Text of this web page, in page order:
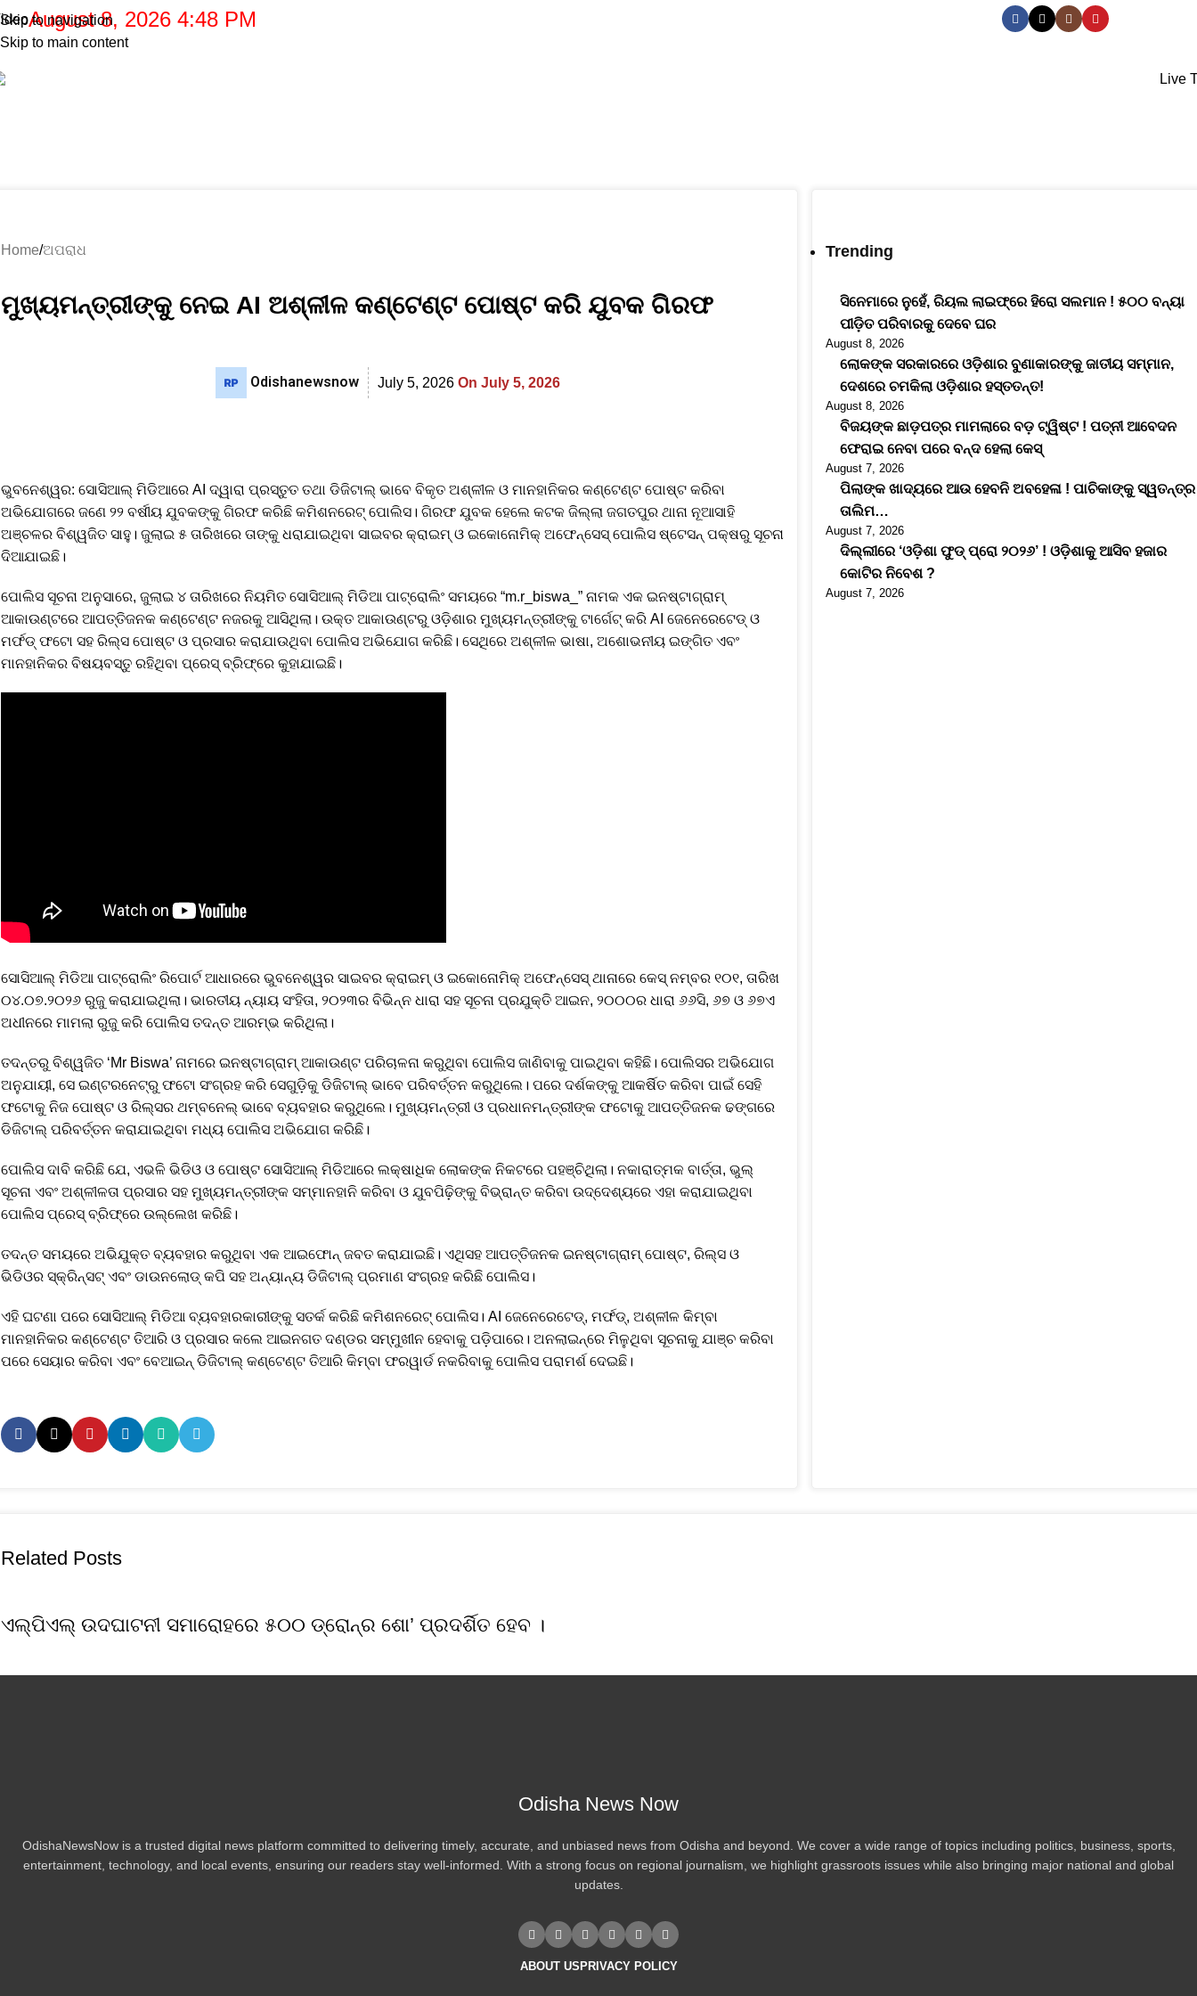
Skip to navigation
Skip to main content
August 8, 2026 4:48 PM
Live
Blog
Home ଅପରାଧ
ମୁଖ୍ୟମନ୍ତ୍ରୀଙ୍କୁ ନେଇ AI ଅଶ୍ଳୀଳ କଣ୍ଟେଣ୍ଟ ପୋଷ୍ଟ କରି ଯୁବକ ଗିରଫ
Odishanewsnow July 5, 2026 On July 5, 2026
ଭୁବନେଶ୍ୱର: ସୋସିଆଲ୍ ମିଡିଆରେ AI ଦ୍ୱାରା ପ୍ରସ୍ତୁତ ତଥା ଡିଜିଟାଲ୍ ଭାବେ ବିକୃତ ଅଶ୍ଳୀଳ ଓ ମାନହାନିକର କଣ୍ଟେଣ୍ଟ ପୋଷ୍ଟ କରିବା
ଅଭିଯୋଗରେ ଜଣେ ୨୨ ବର୍ଷୀୟ ଯୁବକଙ୍କୁ ଗିରଫ କରିଛି କମିଶନରେଟ୍ ପୋଲିସ। ଗିରଫ ଯୁବକ ହେଲେ କଟକ ଜିଲ୍ଲା ଜଗତପୁର ଥାନା ନୂଆସାହି
ଅଞ୍ଚଳର ବିଶ୍ୱଜିତ ସାହୁ। ଜୁଲାଇ ୫ ତାରିଖରେ ତାଙ୍କୁ ଧରାଯାଇଥିବା ସାଇବର କ୍ରାଇମ୍ ଓ ଇକୋନୋମିକ୍ ଅଫେନ୍ସେସ୍ ପୋଲିସ ଷ୍ଟେସନ୍ ପକ୍ଷରୁ ସୂଚନା
ଦିଆଯାଇଛି।
ପୋଲିସ ସୂଚନା ଅନୁସାରେ, ଜୁଲାଇ ୪ ତାରିଖରେ ନିୟମିତ ସୋସିଆଲ୍ ମିଡିଆ ପାଟ୍ରୋଲିଂ ସମୟରେ “m.r_biswa_” ନାମକ ଏକ ଇନଷ୍ଟାଗ୍ରାମ୍
ଆକାଉଣ୍ଟରେ ଆପତ୍ତିଜନକ କଣ୍ଟେଣ୍ଟ ନଜରକୁ ଆସିଥିଲା। ଉକ୍ତ ଆକାଉଣ୍ଟରୁ ଓଡ଼ିଶାର ମୁଖ୍ୟମନ୍ତ୍ରୀଙ୍କୁ ଟାର୍ଗେଟ୍ କରି AI ଜେନେରେଟେଡ୍ ଓ
ମର୍ଫଡ୍ ଫଟୋ ସହ ରିଲ୍ସ ପୋଷ୍ଟ ଓ ପ୍ରସାର କରାଯାଉଥିବା ପୋଲିସ ଅଭିଯୋଗ କରିଛି। ସେଥିରେ ଅଶ୍ଳୀଳ ଭାଷା, ଅଶୋଭନୀୟ ଇଙ୍ଗିତ ଏବଂ
ମାନହାନିକର ବିଷୟବସ୍ତୁ ରହିଥିବା ପ୍ରେସ୍ ବ୍ରିଫ୍‌ରେ କୁହାଯାଇଛି।
ସୋସିଆଲ୍ ମିଡିଆ ପାଟ୍ରୋଲିଂ ରିପୋର୍ଟ ଆଧାରରେ ଭୁବନେଶ୍ୱର ସାଇବର କ୍ରାଇମ୍ ଓ ଇକୋନୋମିକ୍ ଅଫେନ୍ସେସ୍ ଥାନାରେ କେସ୍ ନମ୍ବର ୧୦୧, ତାରିଖ
୦୪.୦୭.୨୦୨୬ ରୁଜୁ କରାଯାଇଥିଲା। ଭାରତୀୟ ନ୍ୟାୟ ସଂହିତା, ୨୦୨୩ର ବିଭିନ୍ନ ଧାରା ସହ ସୂଚନା ପ୍ରଯୁକ୍ତି ଆଇନ, ୨୦୦୦ର ଧାରା ୬୬ସି, ୬୭ ଓ ୬୭ଏ
ଅଧୀନରେ ମାମଲା ରୁଜୁ କରି ପୋଲିସ ତଦନ୍ତ ଆରମ୍ଭ କରିଥିଲା।
ତଦନ୍ତରୁ ବିଶ୍ୱଜିତ ‘Mr Biswa’ ନାମରେ ଇନଷ୍ଟାଗ୍ରାମ୍ ଆକାଉଣ୍ଟ ପରିଚାଳନା କରୁଥିବା ପୋଲିସ ଜାଣିବାକୁ ପାଇଥିବା କହିଛି। ପୋଲିସର ଅଭିଯୋଗ
ଅନୁଯାୟୀ, ସେ ଇଣ୍ଟରନେଟ୍‌ରୁ ଫଟୋ ସଂଗ୍ରହ କରି ସେଗୁଡ଼ିକୁ ଡିଜିଟାଲ୍ ଭାବେ ପରିବର୍ତ୍ତନ କରୁଥିଲେ। ପରେ ଦର୍ଶକଙ୍କୁ ଆକର୍ଷିତ କରିବା ପାଇଁ ସେହି
ଫଟୋକୁ ନିଜ ପୋଷ୍ଟ ଓ ରିଲ୍ସର ଥମ୍ବନେଲ୍ ଭାବେ ବ୍ୟବହାର କରୁଥିଲେ। ମୁଖ୍ୟମନ୍ତ୍ରୀ ଓ ପ୍ରଧାନମନ୍ତ୍ରୀଙ୍କ ଫଟୋକୁ ଆପତ୍ତିଜନକ ଢଙ୍ଗରେ
ଡିଜିଟାଲ୍ ପରିବର୍ତ୍ତନ କରାଯାଇଥିବା ମଧ୍ୟ ପୋଲିସ ଅଭିଯୋଗ କରିଛି।
ପୋଲିସ ଦାବି କରିଛି ଯେ, ଏଭଳି ଭିଡିଓ ଓ ପୋଷ୍ଟ ସୋସିଆଲ୍ ମିଡିଆରେ ଲକ୍ଷାଧିକ ଲୋକଙ୍କ ନିକଟରେ ପହଞ୍ଚିଥିଲା। ନକାରାତ୍ମକ ବାର୍ତ୍ତା, ଭୁଲ୍
ସୂଚନା ଏବଂ ଅଶ୍ଳୀଳତା ପ୍ରସାର ସହ ମୁଖ୍ୟମନ୍ତ୍ରୀଙ୍କ ସମ୍ମାନହାନି କରିବା ଓ ଯୁବପିଢ଼ିଙ୍କୁ ବିଭ୍ରାନ୍ତ କରିବା ଉଦ୍ଦେଶ୍ୟରେ ଏହା କରାଯାଇଥିବା
ପୋଲିସ ପ୍ରେସ୍ ବ୍ରିଫ୍‌ରେ ଉଲ୍ଲେଖ କରିଛି।
ତଦନ୍ତ ସମୟରେ ଅଭିଯୁକ୍ତ ବ୍ୟବହାର କରୁଥିବା ଏକ ଆଇଫୋନ୍ ଜବତ କରାଯାଇଛି। ଏଥିସହ ଆପତ୍ତିଜନକ ଇନଷ୍ଟାଗ୍ରାମ୍ ପୋଷ୍ଟ, ରିଲ୍ସ ଓ
ଭିଡିଓର ସ୍କ୍ରିନ୍‌ସଟ୍ ଏବଂ ଡାଉନଲୋଡ୍ କପି ସହ ଅନ୍ୟାନ୍ୟ ଡିଜିଟାଲ୍ ପ୍ରମାଣ ସଂଗ୍ରହ କରିଛି ପୋଲିସ।
ଏହି ଘଟଣା ପରେ ସୋସିଆଲ୍ ମିଡିଆ ବ୍ୟବହାରକାରୀଙ୍କୁ ସତର୍କ କରିଛି କମିଶନରେଟ୍ ପୋଲିସ। AI ଜେନେରେଟେଡ୍, ମର୍ଫଡ୍, ଅଶ୍ଳୀଳ କିମ୍ବା
ମାନହାନିକର କଣ୍ଟେଣ୍ଟ ତିଆରି ଓ ପ୍ରସାର କଲେ ଆଇନଗତ ଦଣ୍ଡର ସମ୍ମୁଖୀନ ହେବାକୁ ପଡ଼ିପାରେ। ଅନଲାଇନ୍‌ରେ ମିଳୁଥିବା ସୂଚନାକୁ ଯାଞ୍ଚ କରିବା
ପରେ ସେୟାର କରିବା ଏବଂ ବେଆଇନ୍ ଡିଜିଟାଲ୍ କଣ୍ଟେଣ୍ଟ ତିଆରି କିମ୍ବା ଫରୱାର୍ଡ ନକରିବାକୁ ପୋଲିସ ପରାମର୍ଶ ଦେଇଛି।
Trending
ସିନେମାରେ ନୁହେଁ, ରିୟଲ ଲାଇଫ୍‌ରେ ହିରୋ ସଲମାନ ! ୫୦୦ ବନ୍ୟା
ପୀଡ଼ିତ ପରିବାରକୁ ଦେବେ ଘର
August 8, 2026
ଲୋକଙ୍କ ସରକାରରେ ଓଡ଼ିଶାର ବୁଣାକାରଙ୍କୁ ଜାତୀୟ ସମ୍ମାନ,
ଦେଶରେ ଚମକିଲା ଓଡ଼ିଶାର ହସ୍ତତନ୍ତ!
August 8, 2026
ବିଜୟଙ୍କ ଛାଡ଼ପତ୍ର ମାମଲାରେ ବଡ଼ ଟ୍ୱିଷ୍ଟ ! ପତ୍ନୀ ଆବେଦନ
ଫେରାଇ ନେବା ପରେ ବନ୍ଦ ହେଲା କେସ୍
August 7, 2026
ପିଲାଙ୍କ ଖାଦ୍ୟରେ ଆଉ ହେବନି ଅବହେଳା ! ପାଚିକାଙ୍କୁ ସ୍ୱତନ୍ତ୍ର
ତାଲିମ…
August 7, 2026
ଦିଲ୍ଲୀରେ ‘ଓଡ଼ିଶା ଫୁଡ୍ ପ୍ରୋ ୨୦୨୬’ ! ଓଡ଼ିଶାକୁ ଆସିବ ହଜାର
କୋଟିର ନିବେଶ ?
August 7, 2026
Related Posts
ଏଲ୍‌ପିଏଲ୍ ଉଦଘାଟନୀ ସମାରୋହରେ ୫୦୦ ଡ୍ରୋନ୍‌ର ଶୋ’ ପ୍ରଦର୍ଶିତ ହେବ ।
Odisha News Now
OdishaNewsNow is a trusted digital news platform committed to delivering timely, accurate, and unbiased news from Odisha and beyond. We cover a wide range of topics including politics, business, sports,
entertainment, technology, and local events, ensuring our readers stay well-informed. With a strong focus on regional journalism, we highlight grassroots issues while also bringing major national and global
updates.
ABOUT US PRIVACY POLICY